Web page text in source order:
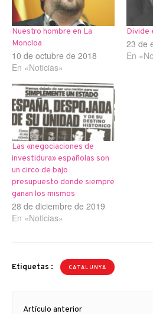
Nuestro hombre en La
Moncloa
10 de octubre de 2018
En «Noticias»
Divide
23 de
En
Las «negociaciones de
investidura» españolas son
un circo de bajo
presupuesto donde siempre
ganan los mismos
28 de diciembre de 2019
En «Noticias»
Etiquetas : CATALUNYA
Artículo anterior